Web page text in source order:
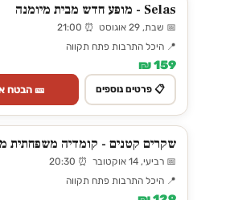
Selas - מופע חדש מבית מיומנה
📅 שבת, 29 אוגוסט ⏰ 21:00
📍 היכל התרבות פתח תקווה
159 ₪
📋 פרטים נוספים 🎫 הבטח
שקרים קטנים - קומדיה משפחתית
📅 רביעי, 14 אוקטובר ⏰ 20:30
📍 היכל התרבות פתח תקווה